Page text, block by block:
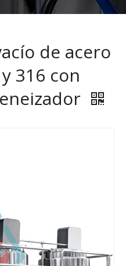
de acero
316 con